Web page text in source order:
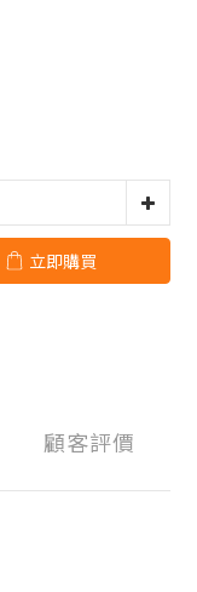
立即購買
顧客評價